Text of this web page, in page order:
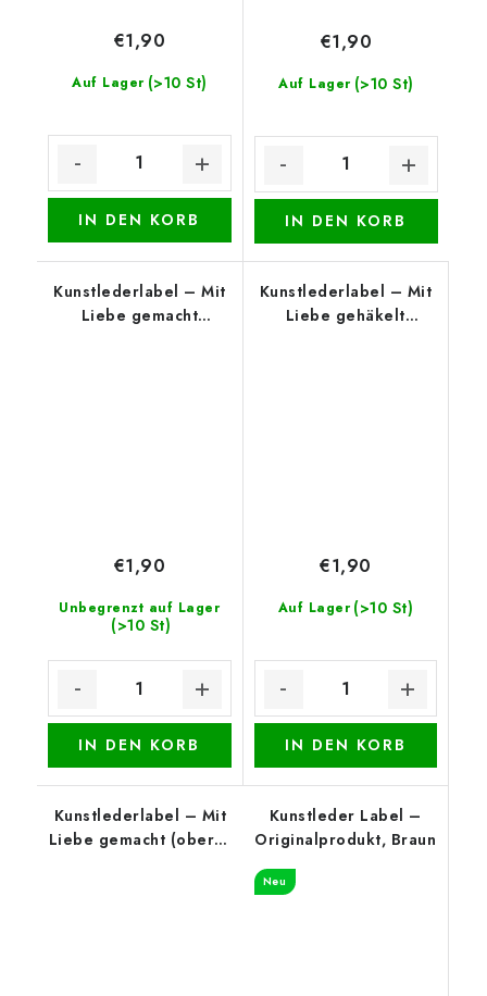
Auf Lager (>10 St)
€1,90
IN DEN KORB
Auf Lager (>10 St)
€1,90
IN DEN KORB
Kunstlederlabel – Mit
Liebe gemacht
Unbegrenzt auf Lager
(>10 St)
€1,90
IN DEN KORB
Kunstlederlabel – Mit
Liebe gehäkelt
Auf Lager (>10 St)
€1,90
IN DEN KORB
Kunstlederlabel – Mit
Liebe gemacht (oberer
Kunstleder Label –
Originalprodukt, Braun
Neu